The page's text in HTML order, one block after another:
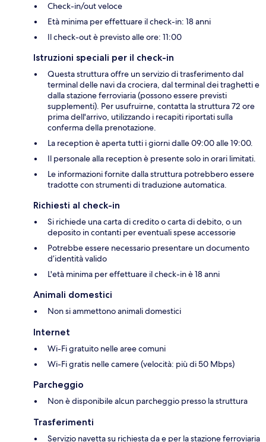
Check-in/out veloce
Età minima per effettuare il check-in: 18 anni
Il check-out è previsto alle ore: 11:00
Istruzioni speciali per il check-in
Questa struttura offre un servizio di trasferimento dal
terminal delle navi da crociera, dal terminal dei traghetti e
dalla stazione ferroviaria (possono essere previsti
supplementi). Per usufruirne, contatta la struttura 72 ore
prima dell'arrivo, utilizzando i recapiti riportati sulla
conferma della prenotazione.
La reception è aperta tutti i giorni dalle 09:00 alle 19:00.
Il personale alla reception è presente solo in orari limitati.
Le informazioni fornite dalla struttura potrebbero essere
tradotte con strumenti di traduzione automatica.
Richiesti al check-in
Si richiede una carta di credito o carta di debito, o un
deposito in contanti per eventuali spese accessorie
Potrebbe essere necessario presentare un documento
d’identità valido
L'età minima per effettuare il check-in è 18 anni
Animali domestici
Non si ammettono animali domestici
Internet
Wi-Fi gratuito nelle aree comuni
Wi-Fi gratis nelle camere (velocità: più di 50 Mbps)
Parcheggio
Non è disponibile alcun parcheggio presso la struttura
Trasferimenti
Servizio navetta su richiesta da e per la stazione ferroviaria